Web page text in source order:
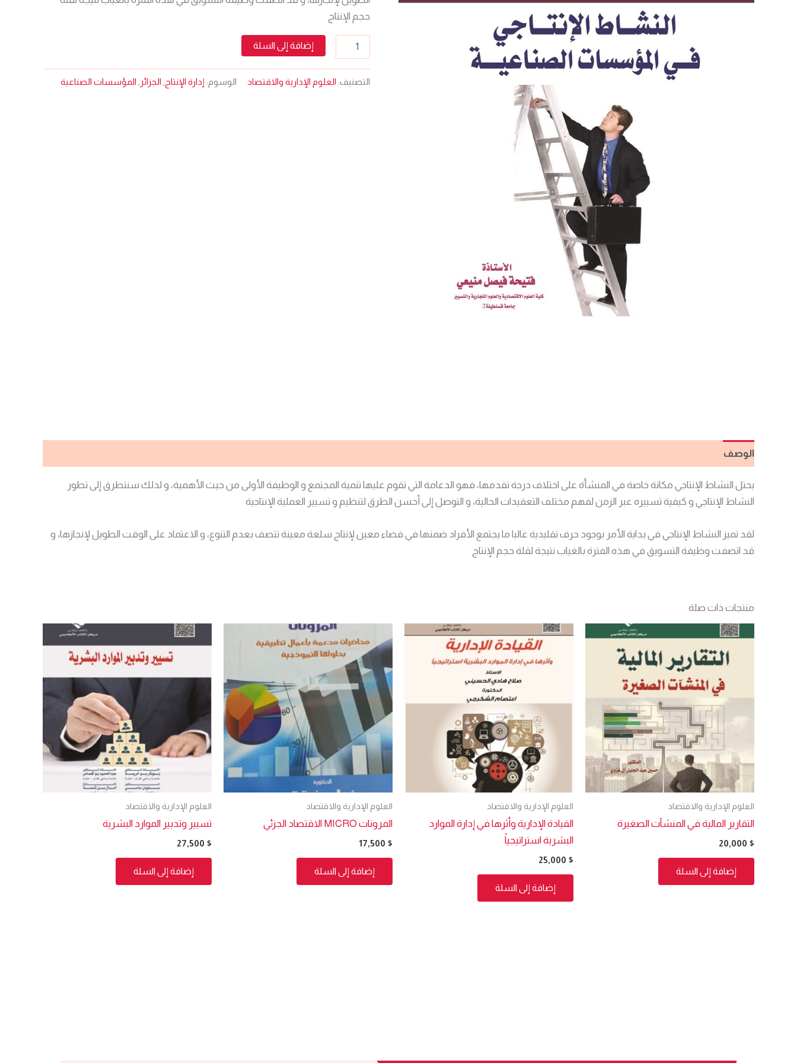
حجم الإنتاج
إضافة إلى السلة
التصنيف: العلوم الإدارية والاقتصاد الوسوم: إدارة الإنتاج الجزائر المؤسسات الصناعية
الوصف
يحتل النشاط الإنتاجي مكانة خاصة في المنشأة على اختلاف درجة تقدمها، فهو الدعامة التي تقوم عليها تنمية المجتمع و الوظيفة الأولى من حيث الأهمية، و لذلك سنتطرق إلى تطور
النشاط الإنتاجي و كيفية تسييره عبر الزمن لفهم مختلف التعقيدات الحالية، و التوصل إلى أحسن الطرق لتنظيم و تسيير العملية الإنتاجية
لقد تميز النشاط الإنتاجي في بداية الأمر بوجود حرف تقليدية غالبا ما يجتمع الأفراد ضمنها في فضاء معين لإنتاج سلعة معينة تتصف بعدم التنوع، و الاعتماد على الوقت الطويل لإنجازها، و
قد اتصفت وظيفة التسويق في هذه الفترة بالغياب نتيجة لقلة حجم الإنتاج
منتجات ذات صلة
العلوم الإدارية والاقتصاد
التقارير المالية في المنشآت الصغيرة
20,000 $
إضافة إلى السلة
العلوم الإدارية والاقتصاد
القيادة الإدارية وأثرها في إدارة الموارد
البشرية استراتيجياً
25,000 $
إضافة إلى السلة
العلوم الإدارية والاقتصاد
المرونات MICRO الاقتصاد الجزئي
17,500 $
إضافة إلى السلة
العلوم الإدارية والاقتصاد
تسيير وتدبير الموارد البشرية
27,500 $
إضافة إلى السلة